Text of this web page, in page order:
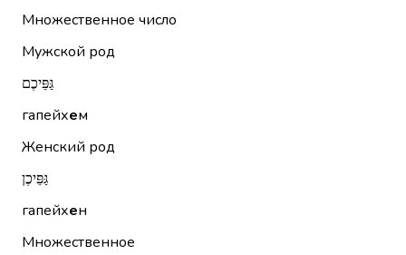
Множественное число
Мужской род
גַּפֵּיכֶם
гапейхем
Женский род
גַּפֵּיכֶן
гапейхен
Множественное